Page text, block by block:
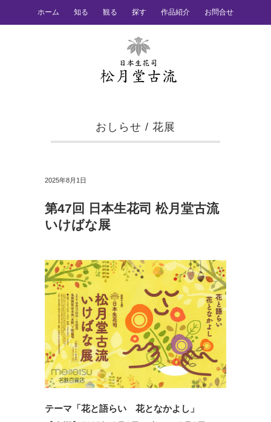
ホーム 知る 観る 探す 作品紹介 お問合せ
おしらせ / 花展
2025年8月1日
第47回 日本生花司 松月堂古流
いけばな展
テーマ「花と語らい 花となかよし」